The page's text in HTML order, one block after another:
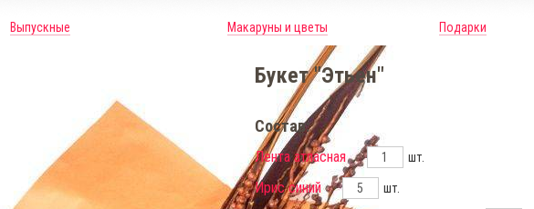
Выпускные Макаруны и цветы Подарки
Букет "Этьен"
Состав:
Лента атласная шт.
Ирис синий шт.